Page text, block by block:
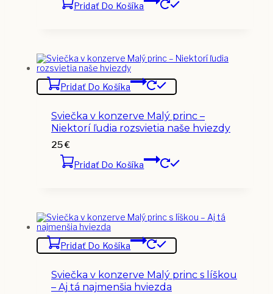
Pridať Do Košíka
Pridať Do Košíka
Sviečka v konzerve Malý princ –
Niektorí ľudia rozsvietia naše hviezdy
25€
Pridať Do Košíka
Pridať Do Košíka
Sviečka v konzerve Malý princ s líškou
– Aj tá najmenšia hviezda